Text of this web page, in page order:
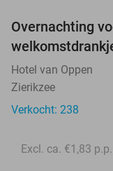
Overnachting
Hotel van Oppen
Zierikzee
Verkocht: 238
Excl. ca. €1,83